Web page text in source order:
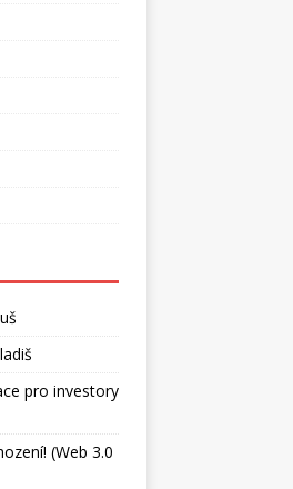
pro investory
(Web 3.0